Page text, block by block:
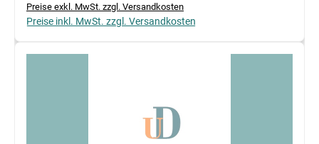
Preise exkl. MwSt. zzgl. Versandkosten
Preise inkl. MwSt. zzgl. Versandkosten